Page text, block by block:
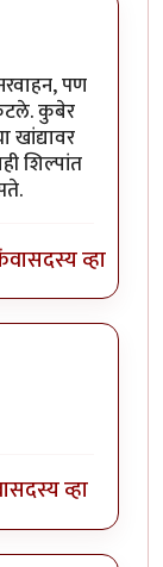
पण
कुबेर
शिल्पांत
सदस्य व्हा
सदस्य व्हा